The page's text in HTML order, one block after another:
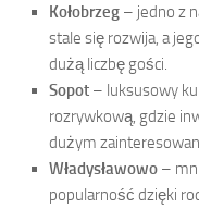
Kołobrzeg – jedno z
stale się rozwija, a
dużą liczbę gości.
Sopot – luksusowy
rozrywkową, gdzie
dużym
Władysławowo –
popularność dzięki